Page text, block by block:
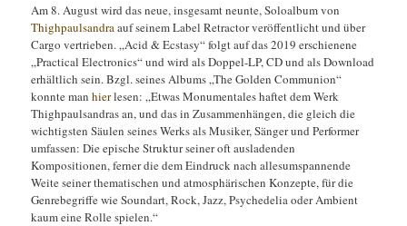
Am 8. August wird das neue, insgesamt neunte, Soloalbum von
Thighpaulsandraauf seinem Label Retractor veröffentlicht und über
Cargo vertrieben. „Acid & Ecstasy“ folgt auf das 2019 erschienene
„Practical Electronics“ und wird als Doppel-LP, CD und als Download
erhältlich sein. Bzgl. seines Albums „The Golden Communion“
konnte man hierlesen: „Etwas Monumentales haftet dem Werk
Thighpaulsandras an, und das in Zusammenhängen, die gleich die
wichtigsten Säulen seines Werks als Musiker, Sänger und Performer
umfassen: Die epische Struktur seiner oft ausladenden
Kompositionen, ferner die dem Eindruck nach allesumspannende
Weite seiner thematischen und atmosphärischen Konzepte, für die
Genrebegriffe wie Soundart, Rock, Jazz, Psychedelia oder Ambient
kaum eine Rolle spielen.“